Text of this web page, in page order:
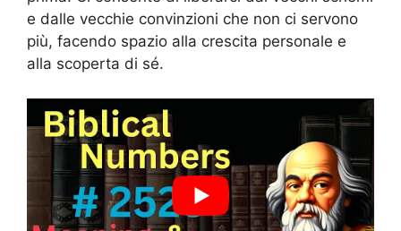
e dalle vecchie convinzioni che non ci servono
più, facendo spazio alla crescita personale e
alla scoperta di sé.